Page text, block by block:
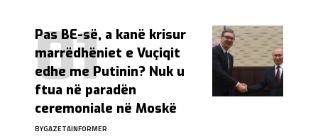
Pas BE-së, a kanë krisur
marrëdhëniet e Vuçiqit
edhe me Putinin? Nuk u
ftua në paradën
ceremoniale në Moskë
BYGAZETAINFORMER